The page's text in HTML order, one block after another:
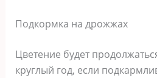
Подкормка на дрожжах
Цветение будет
круглый год, если